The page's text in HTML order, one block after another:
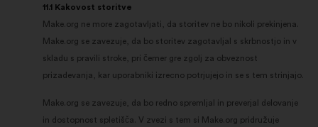
11.1 Kakovost storitve
Make.org ne more zagotavljati, da storitev ne bo nikoli prekinjena.
Make.org se zavezuje, da bo storitev zagotavljal s skrbnostjo in v
skladu s pravili stroke, pri čemer gre zgolj za obveznost
prizadevanja, kar uporabniki izrecno potrjujejo in se s tem strinjajo.
Make.org se zavezuje, da bo redno spremljal in preverjal delovanje
in dostopnost spletišča. V zvezi s tem si Make.org pridružuje